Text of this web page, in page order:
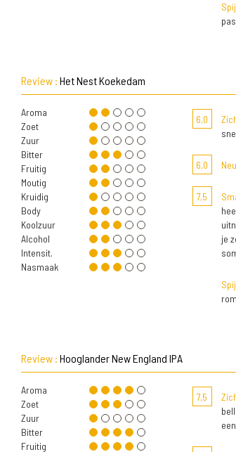
Review : Het Nest Koekedam
Aroma
Zoet
Zuur
Bitter
Fruitig
Moutig
Kruidig
Body
Koolzuur
Alcohol
Intensit.
Nasmaak
6,0
6,0
7,5
je
Review : Hooglander New England IPA
Aroma
Zoet
Zuur
Bitter
Fruitig
7,5